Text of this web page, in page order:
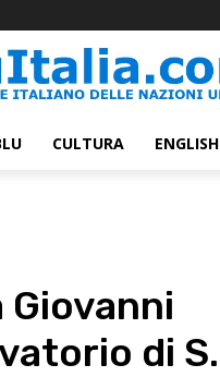
CULTURA ENGLISH
Giovanni
di S.